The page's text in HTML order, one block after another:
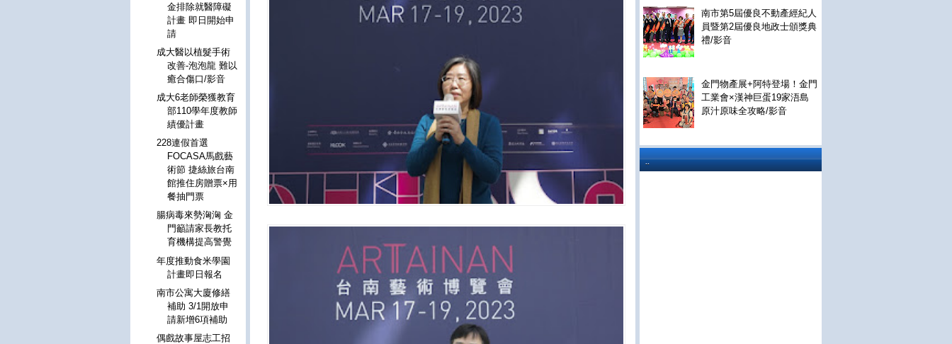
南市第5屆優良不動產經紀人
員暨第2屆優良地政士頒獎典
禮/影音
金門物產展+阿特登場！金門
工業會×漢神巨蛋19家浯島
原汁原味全攻略/影音
..
金排除就醫障礙
計畫 即日開始申
請
成大醫以植髮手術
改善-泡泡龍 難以
癒合傷口/影音
成大6老師榮獲教育
部110學年度教師
績優計畫
228連假首選
FOCASA馬戲藝
術節 捷絲旅台南
館推住房贈票×用
餐抽門票
腸病毒來勢洶洶 金
門籲請家長教托
育機構提高警覺
年度推動食米學園
計畫即日報名
南市公寓大廈修繕
補助 3/1開放申
請新增6項補助
偶戲故事屋志工招